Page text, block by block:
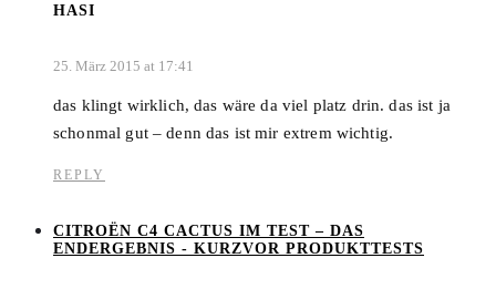
HASI
25. März 2015 at 17:41
das klingt wirklich, das wäre da viel platz drin. das ist ja
schonmal gut – denn das ist mir extrem wichtig.
REPLY
CITROËN C4 CACTUS IM TEST – DAS
ENDERGEBNIS - KURZVOR PRODUKTTESTS